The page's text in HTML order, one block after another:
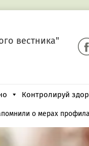
вестника"
Контролируй
о мерах